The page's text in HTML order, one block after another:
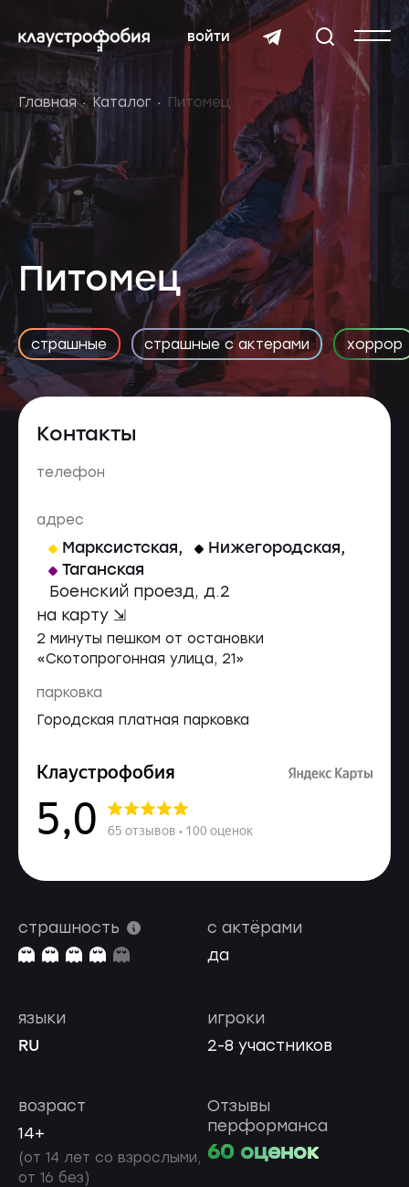
войти
Главная Каталог Питомец
Питомец
страшные страшные с актерами хоррор
Контакты
телефон
адрес
Марксистская, Нижегородская,
Таганская
Боенский проезд, д.2
на карту ⇲
2 минуты пешком от остановки
«Скотопрогонная улица, 21»
парковка
Городская платная парковка
страшность
с актёрами
да
игроки
2-8 участников
языки
RU
возраст
14+
(от 14 лет со взрослыми,
от 16 без)
Отзывы
перформанса
60 оценок